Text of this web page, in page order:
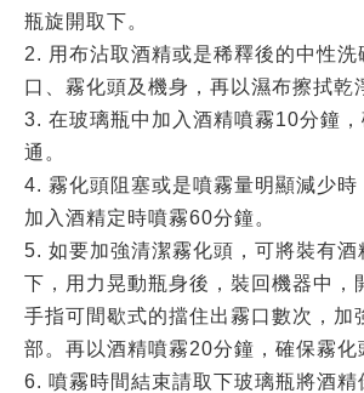
瓶旋開取下。
2. 用布沾取酒精或是稀釋後的中性洗
口、霧化頭及機身，再以濕布擦拭乾
3. 在玻璃瓶中加入酒精噴霧10分鐘
通。
4. 霧化頭阻塞或是噴霧量明顯減少時
加入酒精定時噴霧60分鐘。
5. 如要加強清潔霧化頭，可將裝有酒
下，用力晃動瓶身後，裝回機器中，
手指可間歇式的擋住出霧口數次，加
部。再以酒精噴霧20分鐘，確保霧化
6. 噴霧時間結束請取下玻璃瓶將酒精